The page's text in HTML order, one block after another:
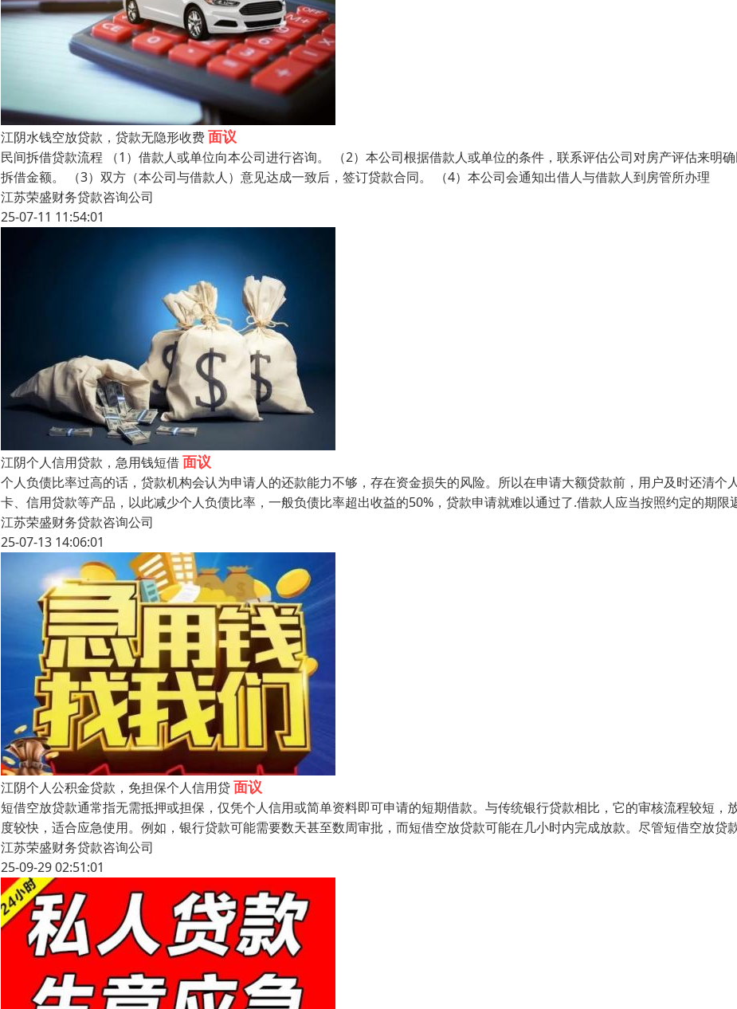
江阴水钱空放贷款，贷款无隐形收费面议
民间拆借贷款流程 （1）借款人或单位向本公司进行咨询。 （2）本公司根据借款人或单位的条件，联系评估公司对房产评估来明
拆借金额。 （3）双方（本公司与借款人）意见达成一致后，签订贷款合同。 （4）本公司会通知出借人与借款人到房管所办理
江苏荣盛财务贷款咨询公司
25-07-11 11:54:01
江阴个人信用贷款，急用钱短借面议
个人负债比率过高的话，贷款机构会认为申请人的还款能力不够，存在资金损失的风险。所以在申请大额贷款前，用户及时还清个
卡、信用贷款等产品，以此减少个人负债比率，一般负债比率超出收益的50%，贷款申请就难以通过了.借款人应当按照约定的期限
江苏荣盛财务贷款咨询公司
25-07-13 14:06:01
江阴个人公积金贷款，免担保个人信用贷面议
短借空放贷款通常指无需抵押或担保，仅凭个人信用或简单资料即可申请的短期借款。与传统银行贷款相比，它的审核流程较短，
度较快，适合应急使用。例如，银行贷款可能需要数天甚至数周审批，而短借空放贷款可能在几小时内完成放款。尽管短借空放贷
江苏荣盛财务贷款咨询公司
25-09-29 02:51:01